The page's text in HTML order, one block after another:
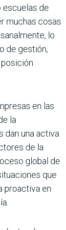
escuelas de
muchas cosas
lo
de gestión,
en las
la
dan una activa
de la
global de
que
proactiva en